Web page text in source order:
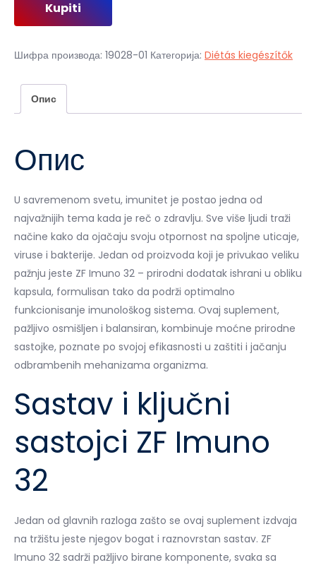
је
била:
450,00 рсд.
Kupiti
Шифра производа: 19028-01 Категорија: Diétás kiegészítők
Опис
Опис
U savremenom svetu, imunitet je postao jedna od
najvažnijih tema kada je reč o zdravlju. Sve više ljudi traži
načine kako da ojačaju svoju otpornost na spoljne uticaje,
viruse i bakterije. Jedan od proizvoda koji je privukao veliku
pažnju jeste ZF Imuno 32 – prirodni dodatak ishrani u obliku
kapsula, formulisan tako da podrži optimalno
funkcionisanje imunološkog sistema. Ovaj suplement,
pažljivo osmišljen i balansiran, kombinuje moćne prirodne
sastojke, poznate po svojoj efikasnosti u zaštiti i jačanju
odbrambenih mehanizama organizma.
Sastav i ključni
sastojci ZF Imuno
32
Jedan od glavnih razloga zašto se ovaj suplement izdvaja
na tržištu jeste njegov bogat i raznovrstan sastav. ZF
Imuno 32 sadrži pažljivo birane komponente, svaka sa